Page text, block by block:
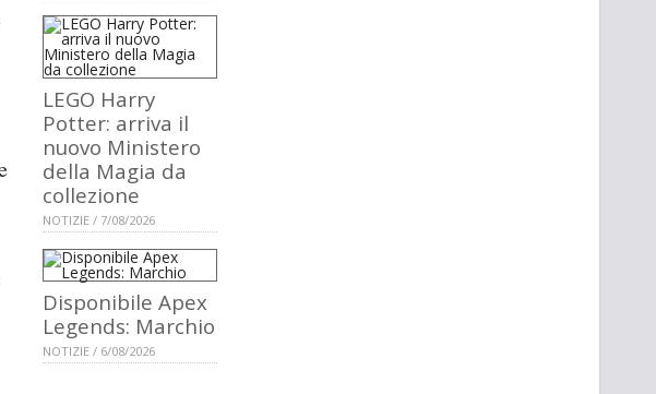
LEGO Harry
Potter: arriva il
nuovo Ministero
della Magia da
collezione
NOTIZIE / 7/08/2026
Disponibile Apex
Legends: Marchio
NOTIZIE / 6/08/2026